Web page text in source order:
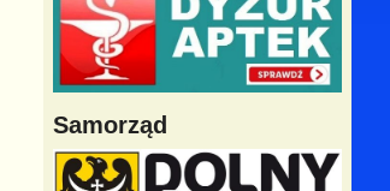
Samorząd